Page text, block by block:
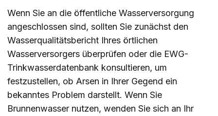
Wenn Sie an die öffentliche Wasserversorgung
angeschlossen sind, sollten Sie zunächst den
Wasserqualitätsbericht Ihres örtlichen
Wasserversorgers überprüfen oder die EWG-
Trinkwasserdatenbank konsultieren, um
festzustellen, ob Arsen in Ihrer Gegend ein
bekanntes Problem darstellt. Wenn Sie
Brunnenwasser nutzen, wenden Sie sich an Ihr